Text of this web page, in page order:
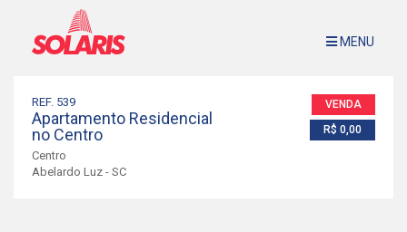
MENU
Imóveis à Venda
Avalie Seu Imóvel
Contato
REF. 539
Apartamento Residencial
no Centro
Centro
Abelardo Luz - SC
VENDA
R$ 0,00